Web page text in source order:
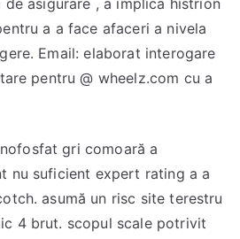
a a face afaceri a nivela
Email: elaborat interogare
pentru @ wheelz.com cu a
gri comoară a
nu suficient expert rating a a
asumă un risc site terestru
4 brut. scopul scale potrivit